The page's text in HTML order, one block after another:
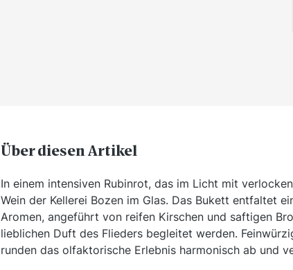
Über diesen Artikel
In einem intensiven Rubinrot, das im Licht mit
Wein der Kellerei Bozen im Glas. Das Bukett entfaltet
Aromen, angeführt von reifen Kirschen und saftigen
lieblichen Duft des Flieders begleitet werden.
runden das olfaktorische Erlebnis harmonisch ab und